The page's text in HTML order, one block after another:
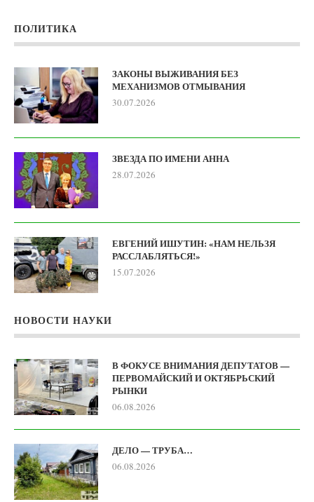
ПОЛИТИКА
ЗАКОНЫ ВЫЖИВАНИЯ БЕЗ
МЕХАНИЗМОВ ОТМЫВАНИЯ
30.07.2026
ЗВЕЗДА ПО ИМЕНИ АННА
28.07.2026
ЕВГЕНИЙ ИШУТИН: «НАМ НЕЛЬЗЯ
РАССЛАБЛЯТЬСЯ!»
15.07.2026
НОВОСТИ НАУКИ
В ФОКУСЕ ВНИМАНИЯ ДЕПУТАТОВ —
ПЕРВОМАЙСКИЙ И ОКТЯБРЬСКИЙ
РЫНКИ
06.08.2026
ДЕЛО — ТРУБА…
06.08.2026